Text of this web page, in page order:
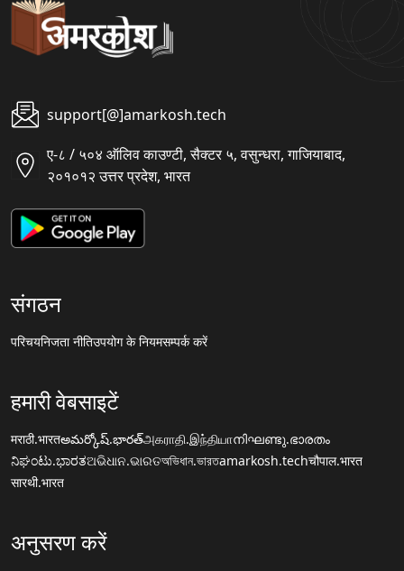
support[@]amarkosh.tech
ए-८ / ५०४ ऑलिव काउण्टी, सैक्टर ५, वसुन्धरा, गाजियाबाद,
२०१०१२ उत्तर प्रदेश, भारत
संगठन
परिचयनिजता नीतिउपयोग के नियमसम्पर्क करें
हमारी वेबसाइटें
मराठी.भारतఅమర్కోష్.భారత్அகராதி.இந்தியாനിഘണ്ടു.ഭാരതം
ನಿಘಂಟು.ಭಾರತଅଭିଧାନ.ଭାରତঅভিধান.ভারতamarkosh.techचौपाल.भारत
सारथी.भारत
अनुसरण करें